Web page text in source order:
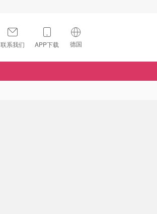
联系我们 APP下载 德国
🇺🇸